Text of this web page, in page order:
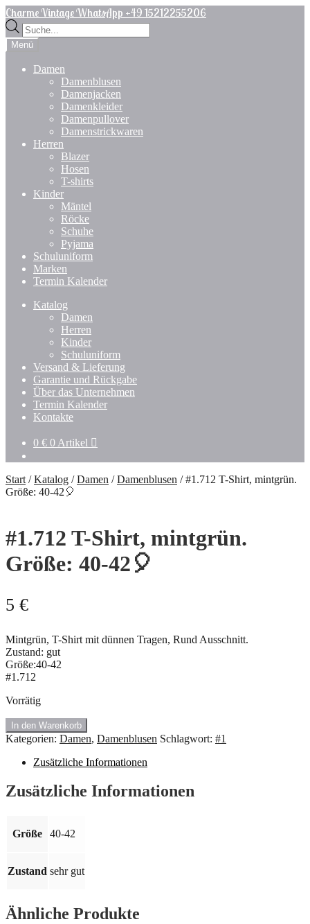
Zur
Navigation
springen
Zum
Inhalt
springen
Charme Vintage WhatsApp +49 15212255206
Products
search
Menü
Damen
Damenblusen
Damenjacken
Damenkleider
Damenpullover
Damenstrickwaren
Herren
Blazer
Hosen
T-shirts
Kinder
Mäntel
Röcke
Schuhe
Pyjama
Schuluniform
Marken
Termin Kalender
Katalog
Damen
Herren
Kinder
Schuluniform
Versand & Lieferung
Garantie und Rückgabe
Über das Unternehmen
Termin Kalender
Kontakte
0 € 0 Artikel
Start /Katalog /Damen /Damenblusen /#1.712 T-Shirt, mintgrün.
Größe: 40-42🎈
#1.712 T-Shirt, mintgrün.
Größe: 40-42🎈
5 €
Mintgrün, T-Shirt mit dünnen Tragen, Rund Ausschnitt.
Zustand: gut
Größe:40-42
#1.712
Vorrätig
#1.712
T-
Shirt,
mintgrün.
40-
42
In den Warenkorb
Kategorien: Damen, Damenblusen Schlagwort: #1
Zusätzliche Informationen
Zusätzliche Informationen
Größe 40-42
Zustand sehr gut
Ähnliche Produkte